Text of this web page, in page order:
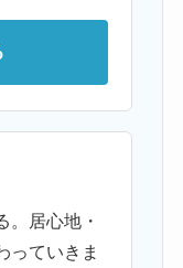
。居心地・
っていきま